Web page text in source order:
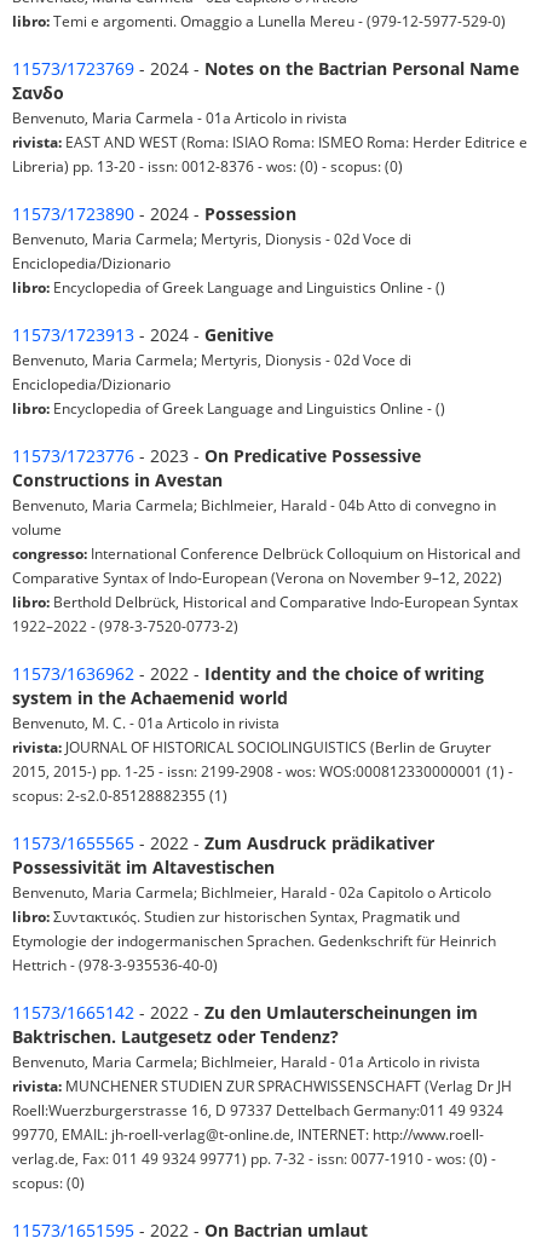
libro:Temi e argomenti. Omaggio a Lunella Mereu - (979-12-5977-529-0)
11573/1723769 - 2024 - Notes on the Bactrian Personal Name
Σανδο
Benvenuto, Maria Carmela - 01a Articolo in rivista
rivista: EAST AND WEST (Roma: ISIAO Roma: ISMEO Roma: Herder Editrice e
Libreria) pp. 13-20 - issn: 0012-8376 - wos: (0) - scopus: (0)
11573/1723890 - 2024 - Possession
Benvenuto, Maria Carmela; Mertyris, Dionysis - 02d Voce di
Enciclopedia/Dizionario
libro: Encyclopedia of Greek Language and Linguistics Online - ()
11573/1723913 - 2024 - Genitive
Benvenuto, Maria Carmela; Mertyris, Dionysis - 02d Voce di
Enciclopedia/Dizionario
libro: Encyclopedia of Greek Language and Linguistics Online - ()
11573/1723776 - 2023 - On Predicative Possessive
Constructions in Avestan
Benvenuto, Maria Carmela; Bichlmeier, Harald - 04b Atto di convegno in
volume
congresso: International Conference Delbrück Colloquium on Historical and
Comparative Syntax of Indo-European (Verona on November 9–12, 2022)
libro: Berthold Delbrück, Historical and Comparative Indo-European Syntax
1922–2022 - (978-3-7520-0773-2)
11573/1636962 - 2022 - Identity and the choice of writing
system in the Achaemenid world
Benvenuto, M. C. - 01a Articolo in rivista
rivista: JOURNAL OF HISTORICAL SOCIOLINGUISTICS (Berlin de Gruyter
2015, 2015-) pp. 1-25 - issn: 2199-2908 - wos: WOS:000812330000001 (1) -
scopus: 2-s2.0-85128882355 (1)
11573/1655565 - 2022 - Zum Ausdruck prädikativer
Possessivität im Altavestischen
Benvenuto, Maria Carmela; Bichlmeier, Harald - 02a Capitolo o Articolo
libro:Συντακτικός. Studien zur historischen Syntax, Pragmatik und
Etymologie der indogermanischen Sprachen. Gedenkschrift für Heinrich
Hettrich - (978-3-935536-40-0)
11573/1665142 - 2022 - Zu den Umlauterscheinungen im
Baktrischen. Lautgesetz oder Tendenz?
Benvenuto, Maria Carmela; Bichlmeier, Harald - 01a Articolo in rivista
rivista: MUNCHENER STUDIEN ZUR SPRACHWISSENSCHAFT (Verlag Dr JH
Roell:Wuerzburgerstrasse 16, D 97337 Dettelbach Germany:011 49 9324
99770, EMAIL: jh-roell-verlag@t-online.de, INTERNET: http://www.roell-
verlag.de, Fax: 011 49 9324 99771) pp. 7-32 - issn: 0077-1910 - wos: (0) -
scopus: (0)
11573/1651595 - 2022 - On Bactrian umlaut